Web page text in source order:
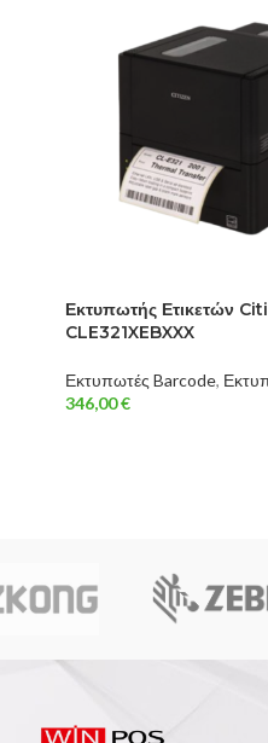
Εκτυπωτής Ετικετών
CLE321XEBXXX
Εκτυπωτές Barcode,
346,00€